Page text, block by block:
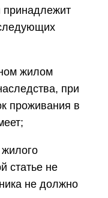
жилом
при
проживания в
статье не
не должно